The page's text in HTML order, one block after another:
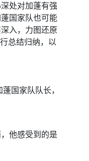
处对加蓬有强
国家队也可能
入，力图还原
总结归纳，以
国家队队长，
他感受到的是